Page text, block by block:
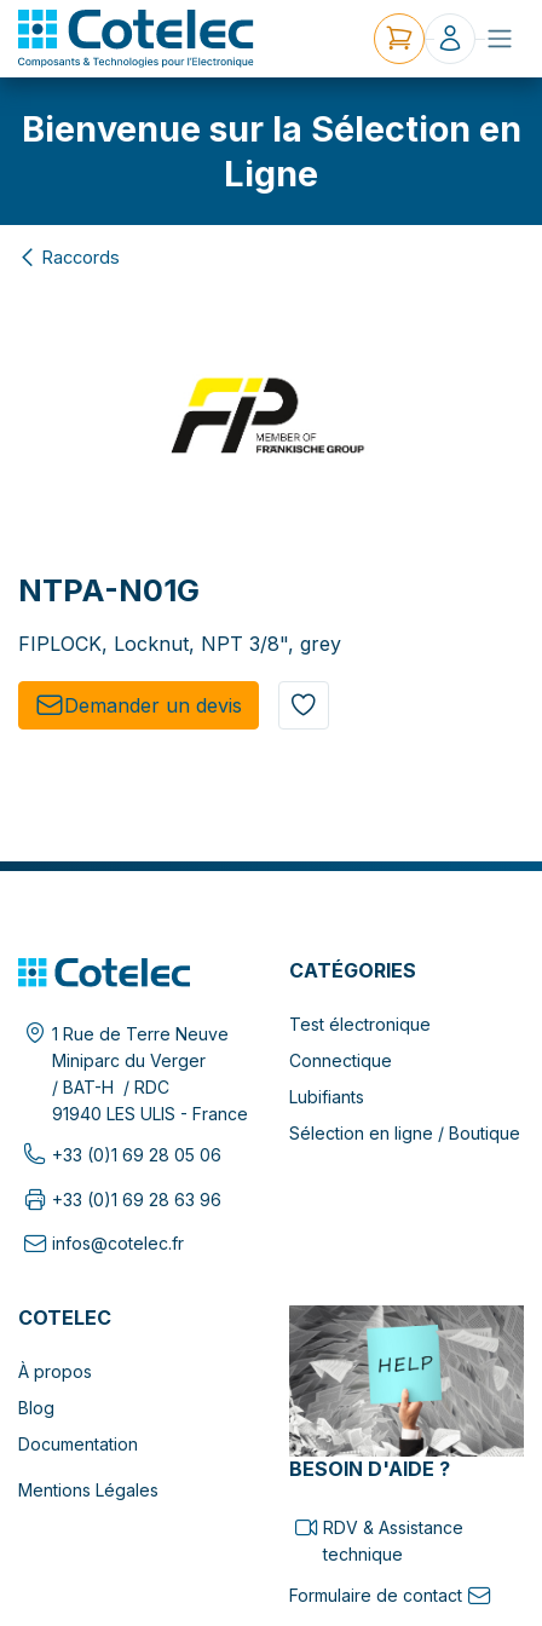
Bienvenue sur la Sélection en
Ligne
Raccords
NTPA-N01G
FIPLOCK, Locknut, NPT 3/8", grey
Demander un de​​vis​​
1 Rue de Terre Neuve
Miniparc du Verger
/ BAT-H / RDC
91940 LES ULIS - France
+33 (0)1 69 28 05 06
+33 (0)1 69 28 63 96
infos@cotelec.fr
CATÉGORIES
Test électronique
Connectique
Lubifiants
Sélection en ligne / Boutique
COTELEC
À propos
Blog
Documentation
Mentions Légales
BESOIN D'AIDE ?
RDV & Assistance
technique
Formulaire de contact